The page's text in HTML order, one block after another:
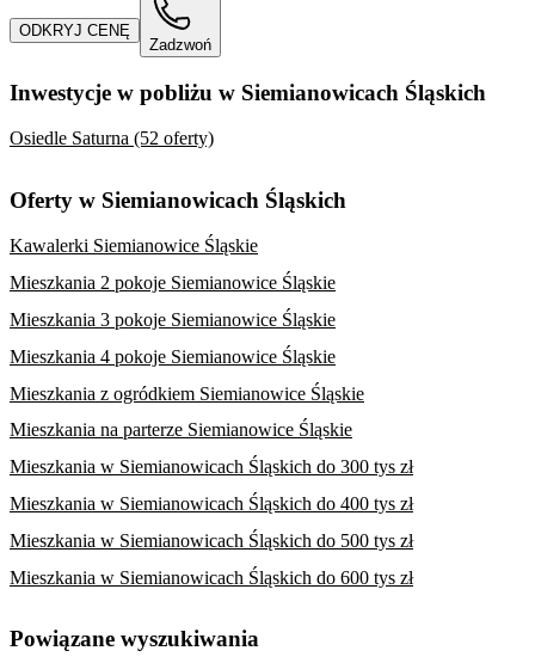
ODKRYJ CENĘ
Zadzwoń
Inwestycje w pobliżu w Siemianowicach Śląskich
Osiedle Saturna (52 oferty)
Oferty w Siemianowicach Śląskich
Kawalerki Siemianowice Śląskie
Mieszkania 2 pokoje Siemianowice Śląskie
Mieszkania 3 pokoje Siemianowice Śląskie
Mieszkania 4 pokoje Siemianowice Śląskie
Mieszkania z ogródkiem Siemianowice Śląskie
Mieszkania na parterze Siemianowice Śląskie
Mieszkania w Siemianowicach Śląskich do 300 tys zł
Mieszkania w Siemianowicach Śląskich do 400 tys zł
Mieszkania w Siemianowicach Śląskich do 500 tys zł
Mieszkania w Siemianowicach Śląskich do 600 tys zł
Powiązane wyszukiwania